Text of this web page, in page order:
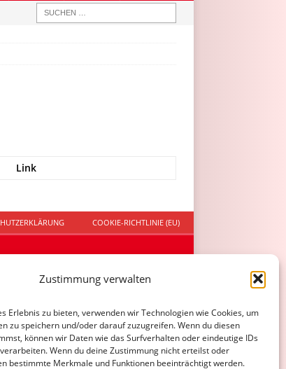
Zustimmung verwalten
Erlebnis zu bieten, verwenden wir Technologien wie Cookies, um
zu speichern und/oder darauf zuzugreifen. Wenn du diesen
können wir Daten wie das Surfverhalten oder eindeutige IDs
Wenn du deine Zustimmung nicht erteilst oder
bestimmte Merkmale und Funktionen beeinträchtigt werden.
Link
COOKIE-RICHTLINIE (EU)